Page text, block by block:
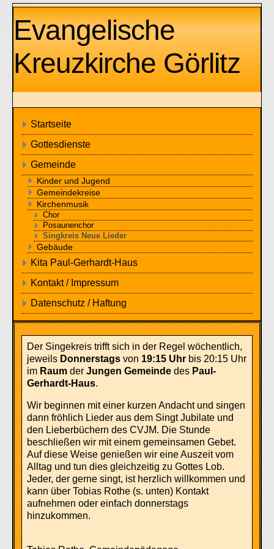
Evangelische
Kreuzkirche Görlitz
Startseite
Gottesdienste
Gemeinde
Kinder und Jugend
Gemeindekreise
Kirchenmusik
Chor
Posaunenchor
Singkreis Neue Lieder
Gebäude
Kita Paul-Gerhardt-Haus
Kontakt / Impressum
Datenschutz / Haftung
Der Singekreis trifft sich in der Regel wöchentlich,
jeweils Donnerstagsvon 19:15 Uhrbis 20:15 Uhr
im Raumder Jungen Gemeindedes Paul-
Gerhardt-Haus.
Wir beginnen mit einer kurzen Andacht und singen
dann fröhlich Lieder aus dem Singt Jubilate und
den Lieberbüchern des CVJM. Die Stunde
beschließen wir mit einem gemeinsamen Gebet.
Auf diese Weise genießen wir eine Auszeit vom
Alltag und tun dies gleichzeitig zu Gottes Lob.
Jeder, der gerne singt, ist herzlich willkommen und
kann über Tobias Rothe (s. unten) Kontakt
aufnehmen oder einfach donnerstags
hinzukommen.